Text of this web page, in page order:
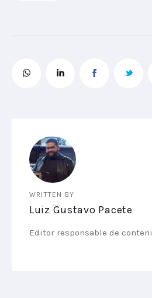
WRITTEN BY
Luiz Gustavo Pacete
Editor responsable de